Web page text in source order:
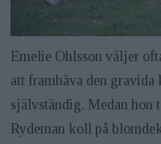
Emelie Ohlsson väljer
att framhäva den gravida
självständig. Medan hon
Rydeman koll på